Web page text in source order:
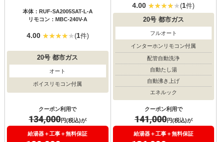
本体：RUF-SA2005SAT-L-A
リモコン：MBC-240V-A
4.00 (1件)
20号 都市ガス
オート
ボイスリモコン付属
クーポン利用で
134,000円(税込)が
給湯器＋工事＋無料保証
4.00 (1件)
20号都市ガス
フルオート
インターホンリモコン付属
配管自動洗浄
自動たし湯
自動沸き上げ
エネルック
クーポン利用で
141,000円(税込)が
給湯器＋工事＋無料保証